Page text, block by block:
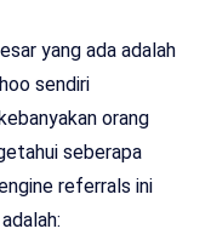
yang ada adalah
sendiri
orang
seberapa
referrals ini